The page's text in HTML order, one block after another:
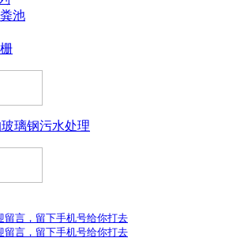
池
璃钢污水处理